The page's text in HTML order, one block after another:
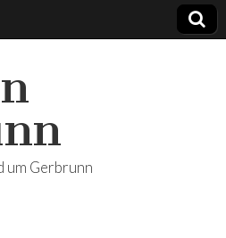
um Gerbrunn